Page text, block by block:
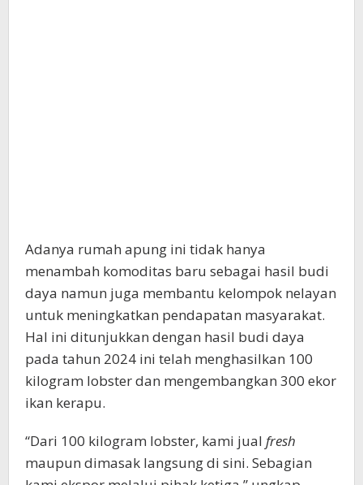
Adanya rumah apung ini tidak hanya
menambah komoditas baru sebagai hasil budi
daya namun juga membantu kelompok nelayan
untuk meningkatkan pendapatan masyarakat.
Hal ini ditunjukkan dengan hasil budi daya
pada tahun 2024 ini telah menghasilkan 100
kilogram lobster dan mengembangkan 300 ekor
ikan kerapu.
“Dari 100 kilogram lobster, kami jual fresh
maupun dimasak langsung di sini. Sebagian